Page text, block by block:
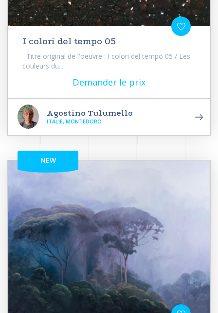
I colori del tempo 05
Titre original de l'oeuvre : I colori del tempo 05 / Les
couleurs du...
Demander le prix
Agostino Tulumello
ITALIE, MONTEDORO
NEW